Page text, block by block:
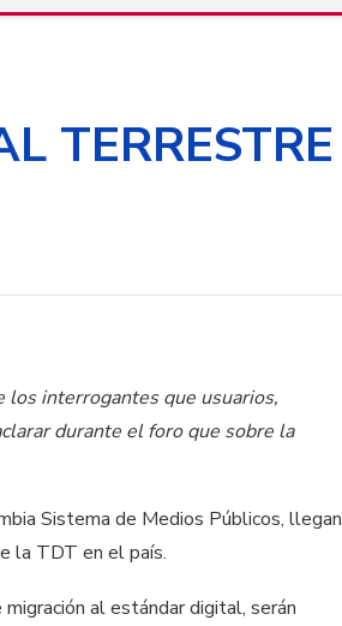
TERRESTRE
los interrogantes que usuarios,
durante el foro que sobre la
Sistema de Medios Públicos, llegan
la TDT en el país.
al estándar digital, serán